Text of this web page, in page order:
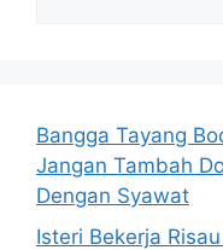
Bangga Tayang
Jangan Tambah
Dengan Syawat
Isteri Bekerja